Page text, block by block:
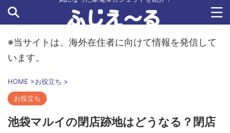
※当サイトは、海外在住者に向けて情報を発信して
います。
HOME >お役立ち >
お役立ち
池袋マルイの閉店跡地はどうなる？閉店